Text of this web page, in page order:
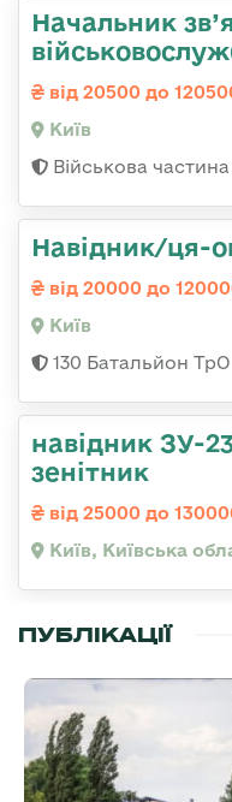
Начальник
від 20500 до
Київ
Військова
Навідник/ця-
від 20000 до
Київ
130 Батальйон ТрО
навідник ЗУ-
зенітник
від 25000 до
Київ, Київська
ПУБЛІКАЦІЇ